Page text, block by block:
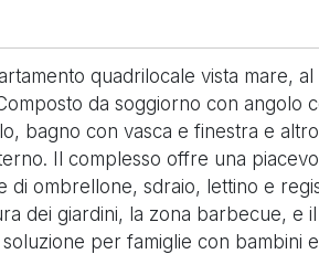
quadrilocale vista mare,
da soggiorno con angolo
bagno con vasca e finestra e
Il complesso offre una
ombrellone, sdraio, lettino e
dei giardini, la zona barbecue, e
per famiglie con bambini